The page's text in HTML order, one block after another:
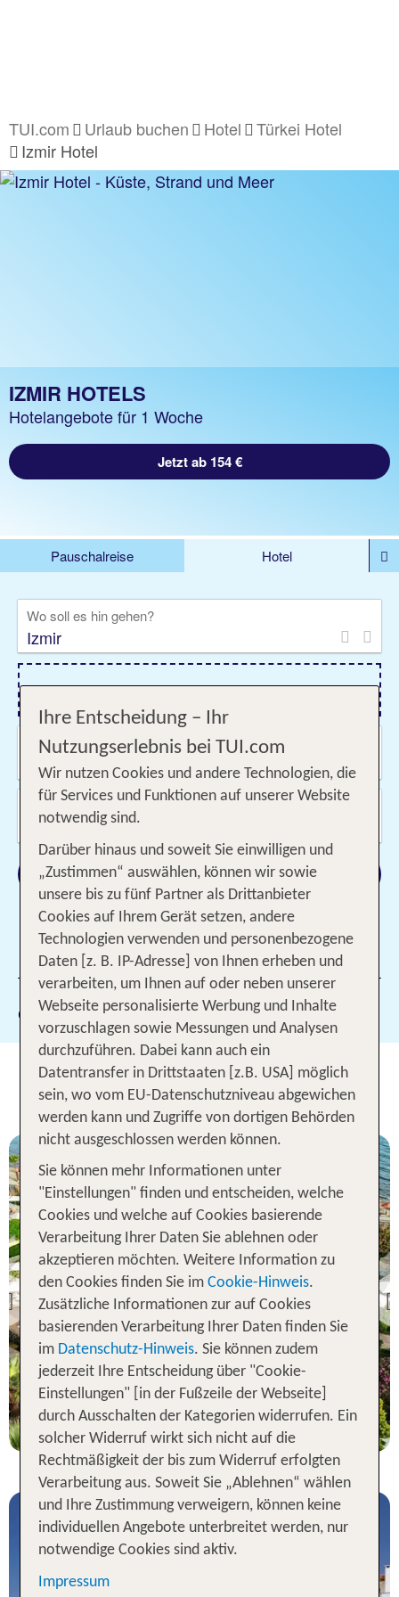
TUI.com Urlaub buchen Hotel
Türkei Hotel
Izmir Hotel
IZMIR HOTELS
Hotelangebote für 1 Woche
Jetzt ab 154 €
Pauschalreise
Hotel
Kreuzfahrten
Rundreisen
Privattransfer
Zusatzleistungen
Wo soll es hin gehen?
Wann & wie lange?
09.08.2026 - 06.11.2026, Beliebig
Wer reist mit?
2 Erwachsene
Suchen
1 Filter hinzugefügt
Gewählte Filter: Izmir
Unsere TOP Hotelangebote für 1
Woche Izmir
Previous
Izmir
TUI BLUE Angora Beach
98 % Weiterempfehlung
7 Nächte, AI, DZ
p.P. ab 594 €
Ihre Entscheidung – Ihr
Nutzungserlebnis bei TUI.com
Wir nutzen Cookies und andere Technologien, die
für Services und Funktionen auf unserer Website
notwendig sind.
Darüber hinaus und soweit Sie einwilligen und
„Zustimmen“ auswählen, können wir sowie
unsere bis zu fünf Partner als Drittanbieter
Cookies auf Ihrem Gerät setzen, andere
Technologien verwenden und personenbezogene
Daten [z. B. IP-Adresse] von Ihnen erheben und
verarbeiten, um Ihnen auf oder neben unserer
Webseite personalisierte Werbung und Inhalte
vorzuschlagen sowie Messungen und Analysen
durchzuführen. Dabei kann auch ein
Datentransfer in Drittstaaten [z.B. USA] möglich
sein, wo vom EU-Datenschutzniveau abgewichen
werden kann und Zugriffe von dortigen Behörden
nicht ausgeschlossen werden können.
Sie können mehr Informationen unter
"Einstellungen" finden und entscheiden, welche
Cookies und welche auf Cookies basierende
Verarbeitung Ihrer Daten Sie ablehnen oder
akzeptieren möchten. Weitere Information zu
den Cookies finden Sie im Cookie-Hinweis.
Zusätzliche Informationen zur auf Cookies
basierenden Verarbeitung Ihrer Daten finden Sie
im Datenschutz-Hinweis. Sie können zudem
jederzeit Ihre Entscheidung über "Cookie-
Einstellungen" [in der Fußzeile der Webseite]
durch Ausschalten der Kategorien widerrufen. Ein
solcher Widerruf wirkt sich nicht auf die
Rechtmäßigkeit der bis zum Widerruf erfolgten
Verarbeitung aus. Soweit Sie „Ablehnen“ wählen
und Ihre Zustimmung verweigern, können keine
individuellen Angebote unterbreitet werden, nur
notwendige Cookies sind aktiv.
Impressum